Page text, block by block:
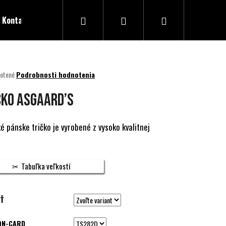
Kontakty Hľadať PrihlásenieNákupný
Podrobnosti hodnotenia
ASGAARD’S
pánske tričko je vyrobené z vysoko kvalitnej
Tabuľka veľkostí
CARD